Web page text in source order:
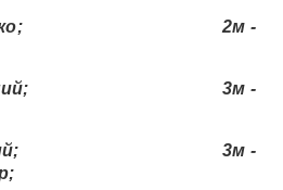
Яременко; 2м -
Левадний; 3м -
3м -